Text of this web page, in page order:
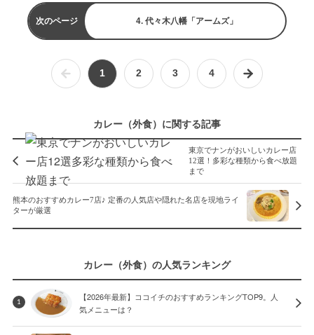
次のページ 4. 代々木八幡「アームズ」
1 2 3 4
カレー（外食）に関する記事
東京でナンがおいしいカレー店
12選！多彩な種類から食べ放題
まで
熊本のおすすめカレー7店♪ 定番の人気店や隠れた名店を現地ライ
ターが厳選
カレー（外食）の人気ランキング
1
【2026年最新】ココイチのおすすめランキングTOP9。人
気メニューは？